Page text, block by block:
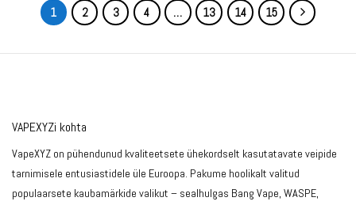
1 2 3 4 … 13 14 15
VAPEXYZi kohta
VapeXYZ on pühendunud kvaliteetsete ühekordselt kasutatavate veipide
tarnimisele entusiastidele üle Euroopa. Pakume hoolikalt valitud
populaarsete kaubamärkide valikut – sealhulgas Bang Vape, WASPE,